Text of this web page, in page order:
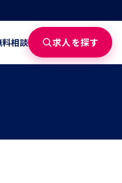
料相談 求人を探す